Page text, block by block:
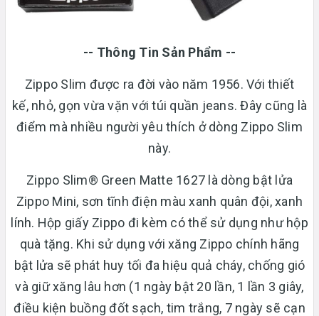
-- Thông Tin Sản Phẩm --
Zippo Slim được ra đời vào năm 1956. Với thiết
kế, nhỏ, gọn vừa vặn với túi quần jeans. Đây cũng là
điểm mà nhiều người yêu thích ở dòng Zippo Slim
này.
Zippo Slim® Green Matte 1627 là dòng bật lửa
Zippo Mini, sơn tĩnh điện màu xanh quân đội, xanh
lính. Hộp giấy Zippo đi kèm có thể sử dụng như hộp
quà tặng. Khi sử dụng với xăng Zippo chính hãng
bật lửa sẽ phát huy tối đa hiệu quả cháy, chống gió
và giữ xăng lâu hơn (1 ngày bật 20 lần, 1 lần 3 giây,
điều kiện buồng đốt sạch, tim trắng, 7 ngày sẽ cạn